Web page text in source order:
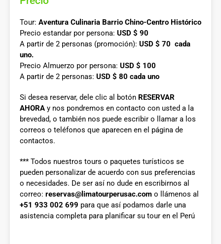
Tour: Aventura Culinaria Barrio Chino-Centro Histórico
Precio estandar por persona: USD $ 90
A partir de 2 personas (promoción): USD $ 70 cada
uno.
Precio Almuerzo por persona: USD $ 100
A partir de 2 personas: USD $ 80 cada uno
Si desea reservar, dele clic al botón RESERVAR
AHORA y nos pondremos en contacto con usted a la
brevedad, o también nos puede escribir o llamar a los
correos o teléfonos que aparecen en el página de
contactos.
*** Todos nuestros tours o paquetes turísticos se
pueden personalizar de acuerdo con sus preferencias
o necesidades. De ser así no dude en escribirnos al
correo: reservas@limatourperusac.com o llámenos al
+51 933 002 699 para que así podamos darle una
asistencia completa para planificar su tour en el Perú